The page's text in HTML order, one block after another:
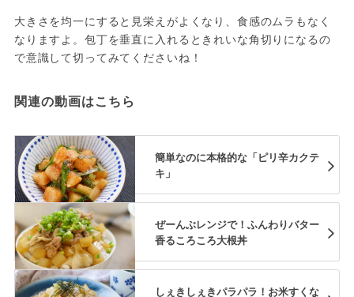
大きさを均一にすると見栄えがよくなり、食感のムラもなく
なりますよ。包丁を垂直に入れるときれいな角切りになるの
で意識して切ってみてくださいね！
関連の動画はこちら
簡単なのに本格的な「ピリ辛カクテ
キ」
ぜーんぶレンジで！ふんわりバター
香るころころ大根丼
しぇきしぇきパラパラ！お米すくな